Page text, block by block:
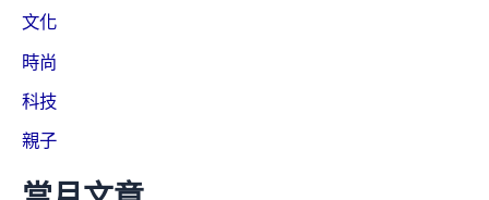
文化
時尚
科技
親子